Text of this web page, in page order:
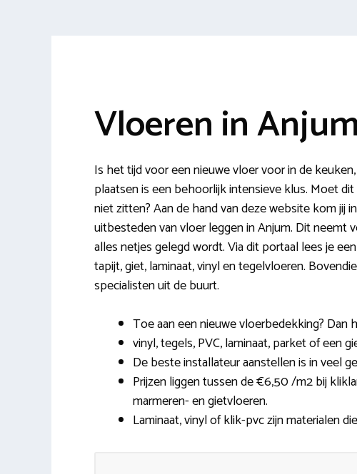
Vloeren in Anjum
Is het tijd voor een nieuwe vloer voor in de
plaatsen is een behoorlijk intensieve klus. Moet
niet zitten? Aan de hand van deze website kom
uitbesteden van vloer leggen in Anjum. Dit neemt
alles netjes gelegd wordt. Via dit portaal lees je
tapijt, giet, laminaat, vinyl en tegelvloeren.
specialisten uit de buurt.
Toe aan een nieuwe vloerbedekking? Dan
vinyl, tegels, PVC, laminaat, parket of een
De beste installateur aanstellen is in veel
Prijzen liggen tussen de €6,50 /m2 bij
marmeren- en gietvloeren.
Laminaat, vinyl of klik-pvc zijn materialen